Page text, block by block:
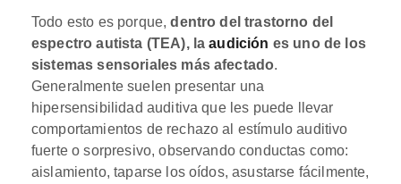
Todo esto es porque,dentro del trastorno del
espectro autista (TEA), laaudición es uno de los
sistemas sensoriales más afectado.
Generalmente suelen presentar una
hipersensibilidad auditiva que les puede llevar
comportamientos de rechazo al estímulo auditivo
fuerte o sorpresivo, observando conductas como:
aislamiento, taparse los oídos, asustarse fácilmente,